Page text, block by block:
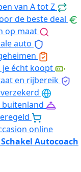
van A tot Z
de beste deal
op maat
auto
écht koopt
en rijbereik
online
Schakel Autocoach